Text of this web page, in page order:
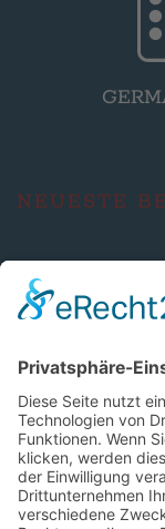
NEUESTE
Saturday Night
Lions reisen
denkbar knapp
Braunschweig
Playoff-Duell
SOCIAL